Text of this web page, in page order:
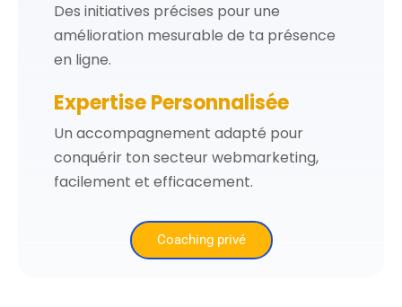
Des initiatives précises pour une
amélioration mesurable de ta présence
en ligne.
Expertise Personnalisée
Un accompagnement adapté pour
conquérir ton secteur webmarketing,
facilement et efficacement.
Coaching privé